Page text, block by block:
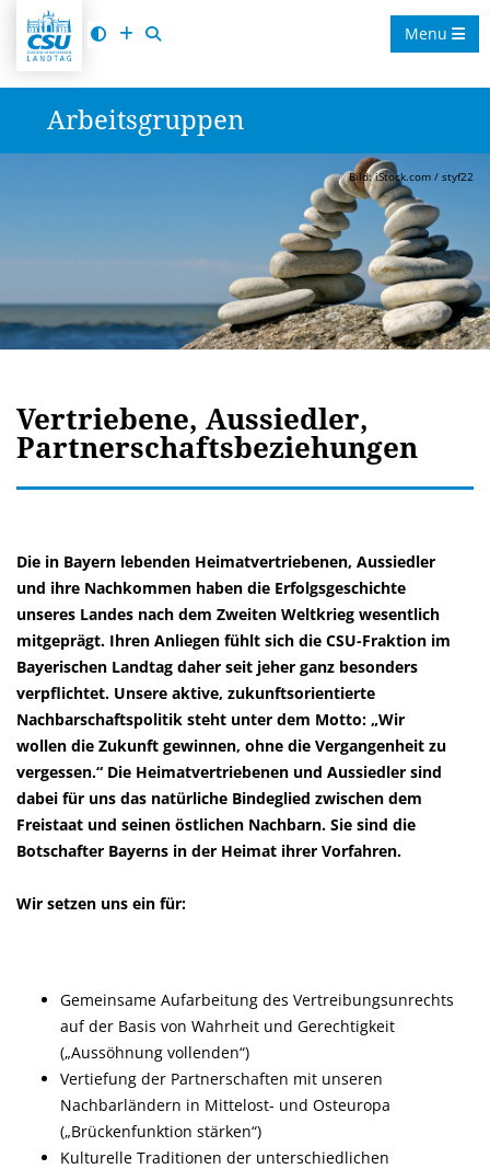
Menu
Arbeitsgruppen
Bild: iStock.com / styf22
Vertriebene, Aussiedler,
Partnerschaftsbeziehungen
Die in Bayern lebenden Heimatvertriebenen, Aussiedler
und ihre Nachkommen haben die Erfolgsgeschichte
unseres Landes nach dem Zweiten Weltkrieg wesentlich
mitgeprägt. Ihren Anliegen fühlt sich die CSU-Fraktion im
Bayerischen Landtag daher seit jeher ganz besonders
verpflichtet. Unsere aktive, zukunftsorientierte
Nachbarschaftspolitik steht unter dem Motto: „Wir
wollen die Zukunft gewinnen, ohne die Vergangenheit zu
vergessen.“ Die Heimatvertriebenen und Aussiedler sind
dabei für uns das natürliche Bindeglied zwischen dem
Freistaat und seinen östlichen Nachbarn. Sie sind die
Botschafter Bayerns in der Heimat ihrer Vorfahren.
Wir setzen uns ein für:
Gemeinsame Aufarbeitung des Vertreibungsunrechts
auf der Basis von Wahrheit und Gerechtigkeit
(„Aussöhnung vollenden“)
Vertiefung der Partnerschaften mit unseren
Nachbarländern in Mittelost- und Osteuropa
(„Brückenfunktion stärken“)
Kulturelle Traditionen der unterschiedlichen